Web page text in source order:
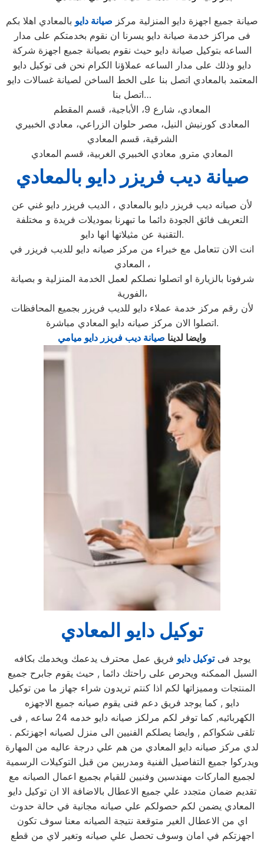
صيانة جميع اجهزة دايو المنزلية مركز صيانة دايو بالمعادي اهلا بكم
فى مراكز خدمة صيانة دايو يسرنا ان نقوم بخدمتكم على مدار
الساعه بتوكيل صيانة دايو حيث نقوم بصيانة جميع اجهزة شركة
دايو وذلك على مدار الساعه عملاؤنا الكرام نحن فى توكيل دايو
المعتمد بالمعادي اتصل بنا على الخط الساخن لصيانة غسالات دايو
اتصل بنا…
المعادي، شارع 9، الأباجية، قسم المقطم
المعادى كورنيش النيل، مصر حلوان الزراعي، معادي الخبيري
الشرقية، قسم المعادي
المعادي مترو, معادي الخبيري الغربية، قسم المعادي
صيانة ديب فريزر دايو بالمعادي
لأن صيانه ديب فريزر دايو بالمعادي ، الديب فريزر دايو غني عن
التعريف فائق الجودة دائما ما تبهرنا بموديلات فريدة و مختلفة
التقنية عن مثيلاتها انها دايو.
انت الان تتعامل مع خبراء من مركز صيانه دايو للديب فريزر في
المعادي ،
شرفونا بالزيارة او اتصلوا نصلكم لعمل الخدمة المنزلية و بصيانة
الفورية،
لأن رقم مركز خدمة عملاء دايو للديب فريزر بجميع المحافظات
اتصلوا الان مركز صيانه دايو المعادي مباشرة.
وايضا لدينا صيانة ديب فريزر دايو ميامي
توكيل دايو المعادي
يوجد فىتوكيل دايو فريق عمل محترف يدعمك ويخدمك بكافه
السبل الممكنه ويحرص على راحتك دائما , حيث يقوم جابرح جميع
المنتجات ومميزاتها لكم اذا كنتم تريدون شراء جهاز ما من توكيل
دايو , كما يوجد فريق دعم فنى يقوم صيانه جميع الاجهزه
الكهربائيه, كما توفر لكم مرلكز صيانه دايو خدمه 24 ساعه , فى
تلقى شكواكم , وايضا يصلكم الفنيين الى منزل لصيانه اجهزتكم .
لدي مركز صيانه دايو المعادي من هم علي درجة عاليه من المهارة
ويدركوا جميع التفاصيل الفنية ومدربين من قبل التوكيلات الرسمية
لجميع الماركات مهندسين وفنيين للقيام بجميع اعمال الصيانه مع
تقديم ضمان متجدد علي جميع الاعطال بالاضافة الا ان توكيل دايو
المعادي يضمن لكم حصولكم علي صيانه مجانية في حالة حدوث
اي من الاعطال الغير متوقعة نتيجة الصيانه معنا سوف تكون
اجهزتكم في امان وسوف تحصل علي صيانه وتغير لاي من قطع